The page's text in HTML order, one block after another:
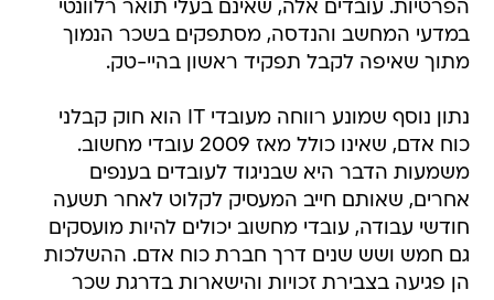
הפרטיות. עובדים אלה, שאינם בעלי תואר רלוונטי
במדעי המחשב והנדסה, מסתפקים בשכר הנמוך
מתוך שאיפה לקבל תפקיד ראשון בהיי-טק.
נתון נוסף שמונע רווחה מעובדי IT הוא חוק קבלני
כוח אדם, שאינו כולל מאז 2009 עובדי מחשוב.
משמעות הדבר היא שבניגוד לעובדים בענפים
אחרים, שאותם חייב המעסיק לקלוט לאחר תשעה
חודשי עבודה, עובדי מחשוב יכולים להיות מועסקים
גם חמש ושש שנים דרך חברת כוח אדם. ההשלכות
הן פגיעה בצבירת זכויות והישארות בדרגת שכר